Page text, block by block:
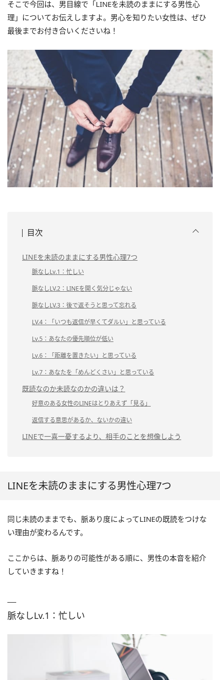
そこで今回は、男目線で「LINEを未読のままにする男性心
理」についてお伝えしますよ。男心を知りたい女性は、ぜひ
最後までお付き合いくださいね！
目次
LINEを未読のままにする男性心理7つ
脈なしLv.1：忙しい
脈なしLV.2：LINEを開く気分じゃない
脈なしLV.3：後で返そうと思って忘れる
LV.4：「いつも返信が早くてダルい」と思っている
Lv.5：あなたの優先順位が低い
Lv.6：「距離を置きたい」と思っている
Lv.7：あなたを「めんどくさい」と思っている
既読なのか未読なのかの違いは？
好意のある女性のLINEはとりあえず「見る」
返信する意思があるか、ないかの違い
LINEで一喜一憂するより、相手のことを想像しよう
LINEを未読のままにする男性心理7つ
同じ未読のままでも、脈あり度によってLINEの既読をつけな
い理由が変わるんです。
ここからは、脈ありの可能性がある順に、男性の本音を紹介
していきますね！
脈なしLv.1：忙しい